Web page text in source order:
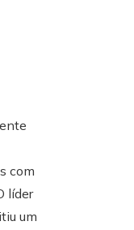
com
líder
um